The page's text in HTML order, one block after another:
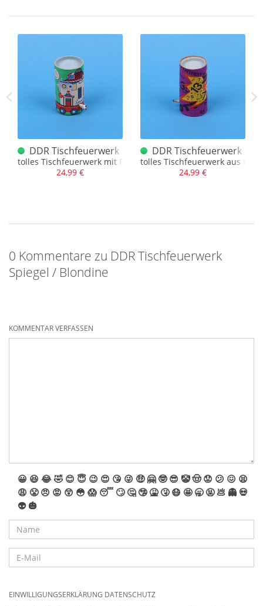
"Feuerwerkskörper", wir lassen offen, wie die Beschaffent
Blondine vor dem Spiegel. Da die Welt und deren Produkte
lange nicht so sexualisiert war wir heute, hat selbst bei der
Darstellung durchaus was zum Kichern gehabt. Achtung, das
Tischfeuerwerk kann unbenutzt, abgeschossen oder leer
gemacht sein.
DDR Tischfeuerwerk Spielhaus
tolles Tischfeuerwerk mit Puzzle
24,99 €
DDR Tischfeuerwerk
tolles Tischfeuerwerk aus
24,99 €
0 Kommentare zu DDR Tischfeuerwerk
Spiegel / Blondine
KOMMENTAR VERFASSEN
😀 😆 😂🤣 😊 😇 😉 😍 😘 😜 🤑 🤗 🤓 😎 🤡🤠 😟 😕 😖 😫
😩 😤 😠 😡 😲 😳 😱 😴 🙄 🤔 🤥 🤮 🤧 😷 🤩 🥱 🤬 💩 👻 💀
👽 🎃
EINWILLIGUNGSERKLÄRUNG DATENSCHUTZ